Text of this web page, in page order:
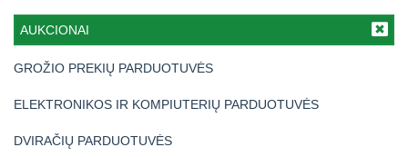
AUKCIONAI
GROŽIO PREKIŲ PARDUOTUVĖS
ELEKTRONIKOS IR KOMPIUTERIŲ PARDUOTUVĖS
DVIRAČIŲ PARDUOTUVĖS